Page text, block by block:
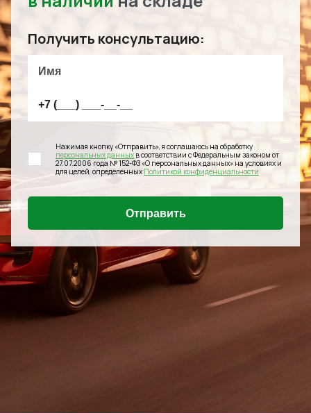
Получить консультацию:
Нажимая кнопку «Отправить», я соглашаюсь на обработку
персональных данных в соответствии с Федеральным законом от
27.07.2006 года № 152-ФЗ «О персональных данных» на условиях и
для целей, определенных Политикой конфиденциальности
Отправить